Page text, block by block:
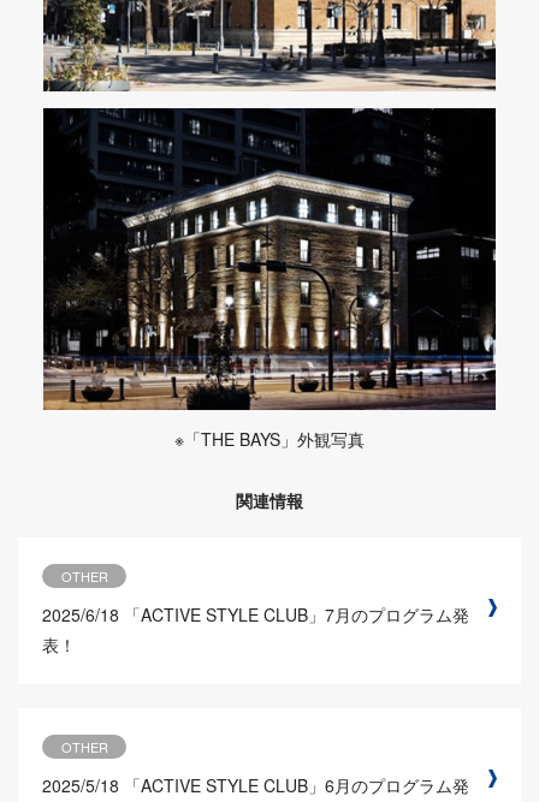
※「THE BAYS」外観写真
関連情報
OTHER
2025/6/18
「ACTIVE STYLE CLUB」7月のプログラム発
表！
OTHER
2025/5/18
「ACTIVE STYLE CLUB」6月のプログラム発